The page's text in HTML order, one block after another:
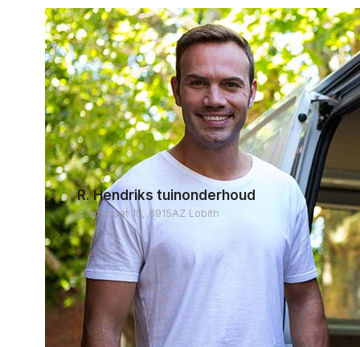
R. Hendriks tuinonderhoud
Damstraat 15, 6915AZ Lobith